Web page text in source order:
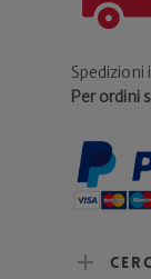
Per ordini